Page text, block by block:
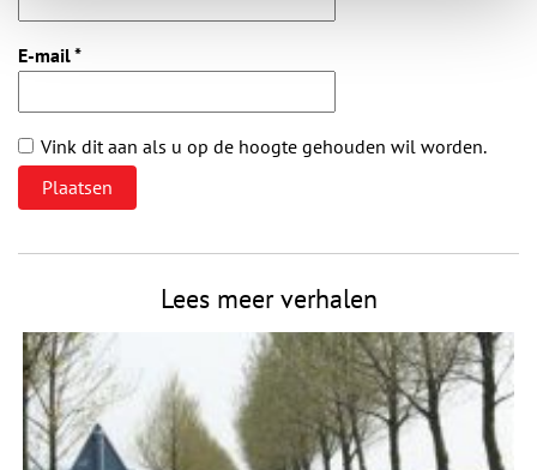
E-mail*
Vink dit aan als u op de hoogte gehouden wil worden.
Lees meer verhalen